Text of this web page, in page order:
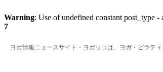
Warning: Use of undefined constant post_type
7
ヨガ情報ニュースサイト・ヨガッコは、ヨガ・ピラテ